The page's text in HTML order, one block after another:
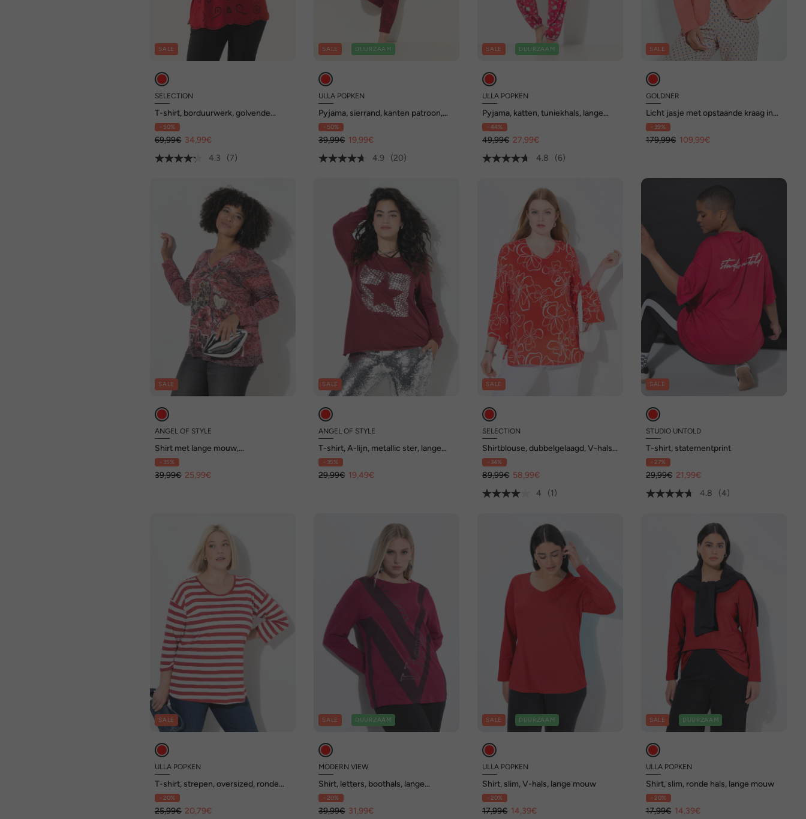
SALE
SELECTION
T-shirt, borduurwerk, golvende
zoom, ronde hals, halve mouwen
- 50%
69,99€ 34,99€
4.3
(7)
SALE DUURZAAM
ULLA POPKEN
Pyjama, sierrand, kanten patroon,
halve mouw
- 50%
39,99€ 19,99€
4.9
(20)
SALE DUURZAAM
ULLA POPKEN
Pyjama, katten, tuniekhals, lange
mouwen
- 44%
49,99€ 27,99€
4.8
(6)
SALE
GOLDNER
Licht jasje met opstaande kraag in
rood
- 39%
179,99€ 109,99€
SALE
ANGEL OF STYLE
Shirt met lange mouw,
glittersteentjes, leo-patch motief
- 35%
39,99€ 25,99€
SALE
ANGEL OF STYLE
T-shirt, A-lijn, metallic ster, lange
mouwen
- 35%
29,99€ 19,49€
SALE
SELECTION
Shirtblouse, dubbelgelaagd, V-hals,
lange mouwen
- 34%
89,99€ 58,99€
4
(1)
SALE
STUDIO UNTOLD
T-shirt, statementprint
- 27%
29,99€ 21,99€
4.8
(4)
SALE
ULLA POPKEN
T-shirt, strepen, oversized, ronde
hals, lange mouwen
- 20%
25,99€ 20,79€
SALE DUURZAAM
MODERN VIEW
Shirt, letters, boothals, lange
mouwen
- 20%
39,99€ 31,99€
SALE DUURZAAM
ULLA POPKEN
Shirt, slim, V-hals, lange mouw
- 20%
17,99€ 14,39€
SALE DUURZAAM
ULLA POPKEN
Shirt, slim, ronde hals, lange mouw
- 20%
17,99€ 14,39€